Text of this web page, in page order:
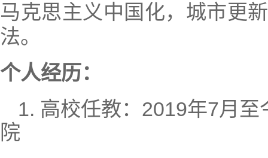
马克思主义中国化，城市更
法。
个人经历：
1. 高校任教：2019年7月
院